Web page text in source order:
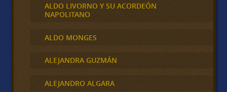
ALDO LIVORNO Y SU ACORDEÓN
NAPOLITANO
ALDO MONGES
ALEJANDRA GUZMÁN
ALEJANDRO ALGARA